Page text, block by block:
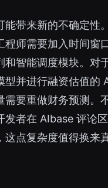
能带来新的不确定性
师需要加入时间窗
和智能调度模块。对
型并进行融资估值的
需要重做财务预测。
发者在 AIbase 评论
这点复杂度值得换来